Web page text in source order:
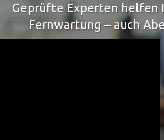
Geprüfte Experten helfen
Fernwartung – auch